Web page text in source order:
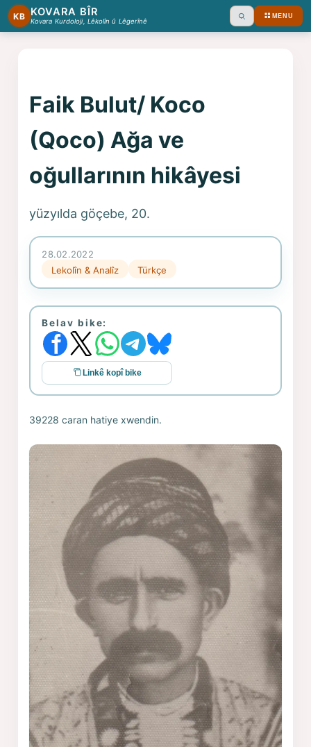
KB KOVARA BÎR
Kovara Kurdoloji, Lêkolîn û Lêgerînê Ara MENU
Faik Bulut/ Koco
(Qoco) Ağa ve
oğullarının hikâyesi
yüzyılda göçebe, 20.
28.02.2022
Lekolîn & Analîz
Türkçe
Belav bike:
Linkê kopî bike
39228 caran hatiye xwendin.